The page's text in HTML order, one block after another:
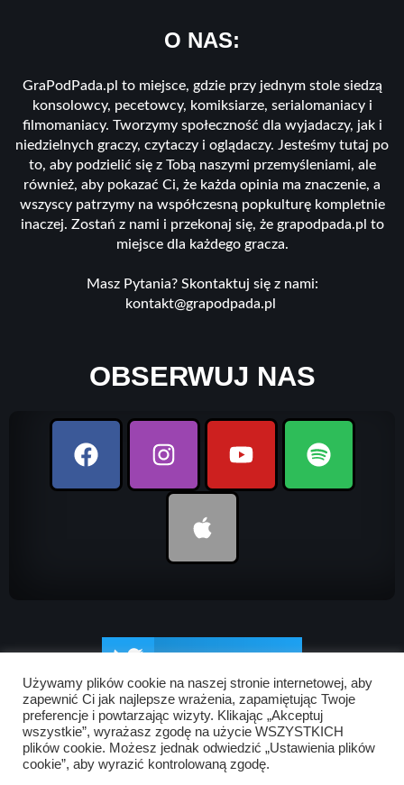
O NAS:
GraPodPada.pl to miejsce, gdzie przy jednym stole siedzą
konsolowcy, pecetowcy, komiksiarze, serialomaniacy i
filmomaniacy. Tworzymy społeczność dla wyjadaczy, jak i
niedzielnych graczy, czytaczy i oglądaczy. Jesteśmy tutaj po
to, aby podzielić się z Tobą naszymi przemyśleniami, ale
również, aby pokazać Ci, że każda opinia ma znaczenie, a
wszyscy patrzymy na współczesną popkulturę kompletnie
inaczej. Zostań z nami i przekonaj się, że grapodpada.pl to
miejsce dla każdego gracza.
Masz Pytania? Skontaktuj się z nami:
kontakt@grapodpada.pl
OBSERWUJ NAS
UDOSTĘPNIJ
UDOSTĘPNIJ
Używamy plików cookie na naszej stronie internetowej, aby
zapewnić Ci jak najlepsze wrażenia, zapamiętując Twoje
preferencje i powtarzając wizyty. Klikając „Akceptuj
wszystkie”, wyrażasz zgodę na użycie WSZYSTKICH
plików cookie. Możesz jednak odwiedzić „Ustawienia plików
cookie”, aby wyrazić kontrolowaną zgodę.